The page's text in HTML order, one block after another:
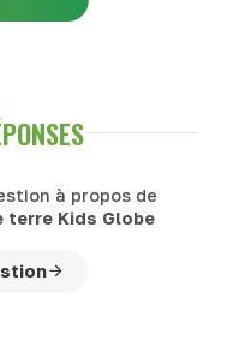
à propos de
terre Kids Globe